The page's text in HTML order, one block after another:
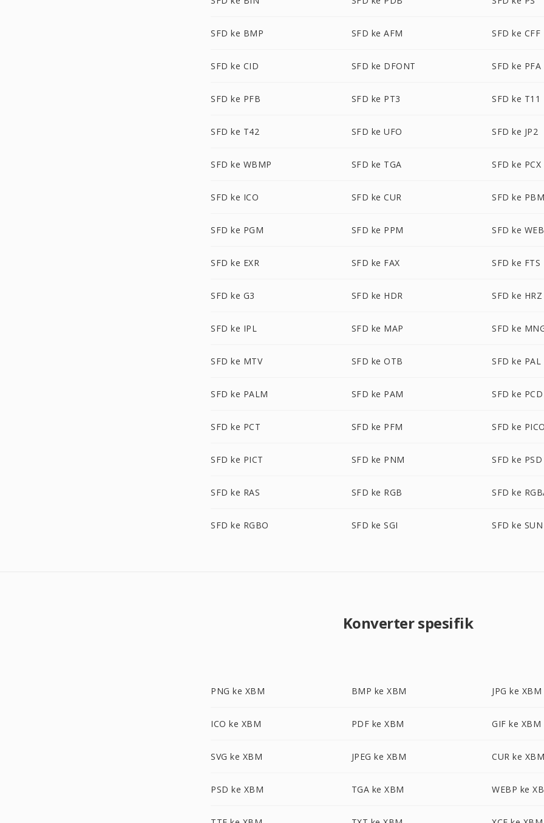
SFD ke BMP SFD ke AFM SFD ke CFF
SFD ke CID SFD ke DFONT SFD ke PFA
SFD ke PFB SFD ke PT3 SFD ke T11
SFD ke T42 SFD ke UFO SFD ke JP2
SFD ke WBMP SFD ke TGA SFD ke PCX
SFD ke ICO SFD ke CUR SFD ke
SFD ke PGM SFD ke PPM SFD ke
SFD ke EXR SFD ke FAX SFD ke FTS
SFD ke G3 SFD ke HDR SFD ke HRZ
SFD ke IPL SFD ke MAP SFD ke
SFD ke MTV SFD ke OTB SFD ke PAL
SFD ke PALM SFD ke PAM SFD ke PCD
SFD ke PCT SFD ke PFM SFD ke
SFD ke PICT SFD ke PNM SFD ke PSD
SFD ke RAS SFD ke RGB SFD ke
SFD ke RGBO SFD ke SGI SFD ke SUN
Konverter spesifik
PNG ke XBM BMP ke XBM JPG ke XBM
ICO ke XBM PDF ke XBM GIF ke XBM
SVG ke XBM JPEG ke XBM CUR ke
PSD ke XBM TGA ke XBM WEBP ke